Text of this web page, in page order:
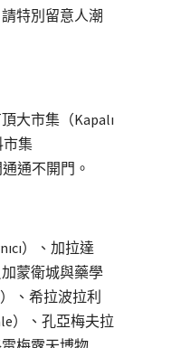
特別留意人潮
大市集（Kapalı
市集
通通不開門。
）、加拉達
蒙衛城與藥學
、希拉波拉利
）、孔亞梅夫拉